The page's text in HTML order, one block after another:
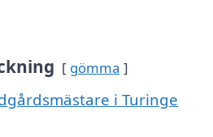
gömma
i Turinge